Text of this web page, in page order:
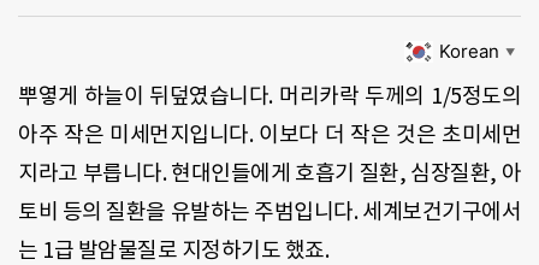
Korean ▼
뿌옇게 하늘이 뒤덮였습니다. 머리카락 두께의 1/5정도의
아주 작은 미세먼지입니다. 이보다 더 작은 것은 초미세먼
지라고 부릅니다.현대인들에게 호흡기 질환, 심장질환, 아
토비 등의 질환을 유발하는 주범입니다.세계보건기구에서
는 1급 발암물질로 지정하기도 했죠.